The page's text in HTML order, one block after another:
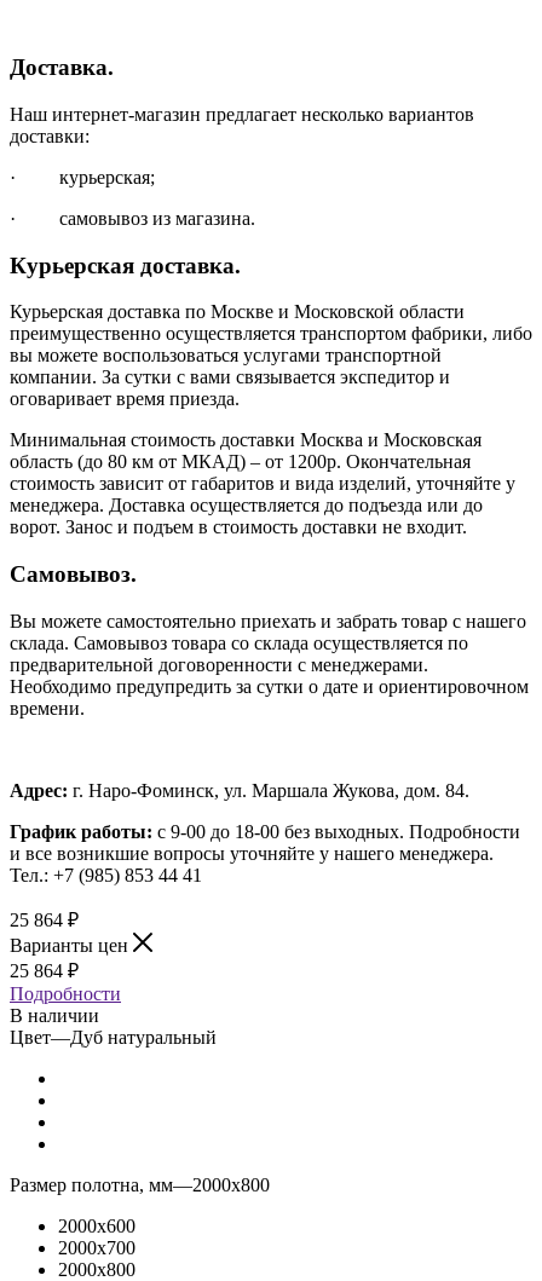
Доставка.
Наш интернет-магазин предлагает несколько вариантов
доставки:
· курьерская;
· самовывоз из магазина.
Курьерская доставка.
Курьерская доставка по Москве и Московской области
преимущественно осуществляется транспортом фабрики, либо
вы можете воспользоваться услугами транспортной
компании. За сутки с вами связывается экспедитор и
оговаривает время приезда.
Минимальная стоимость доставки Москва и Московская
область (до 80 км от МКАД) – от 1200р. Окончательная
стоимость зависит от габаритов и вида изделий, уточняйте у
менеджера. Доставка осуществляется до подъезда или до
ворот. Занос и подъем в стоимость доставки не входит.
Самовывоз.
Вы можете самостоятельно приехать и забрать товар с нашего
склада. Самовывоз товара со склада осуществляется по
предварительной договоренности с менеджерами.
Необходимо предупредить за сутки о дате и ориентировочном
времени.
Адрес: г. Наро-Фоминск, ул. Маршала Жукова, дом. 84.
График работы: с 9-00 до 18-00 без выходных. Подробности
и все возникшие вопросы уточняйте у нашего менеджера.
Тел.: +7 (985) 853 44 41
25 864 ₽
Варианты цен
25 864 ₽
Подробности
В наличии
Цвет—Дуб натуральный
Размер полотна, мм—2000x800
2000x600
2000x700
2000x800